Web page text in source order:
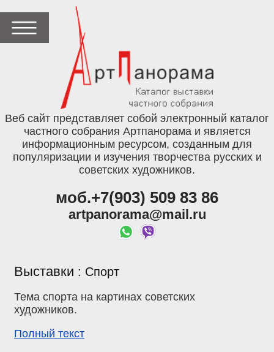
Веб сайт представляет собой электронный каталог
частного собрания Артпанорама и является
информационным ресурсом, созданным для
популяризации и изучения творчества русских и
советских художников.
моб.+7(903) 509 83 86
artpanorama@mail.ru
Выставки : Спорт
Тема спорта на картинах советских
художников.
Полный текст